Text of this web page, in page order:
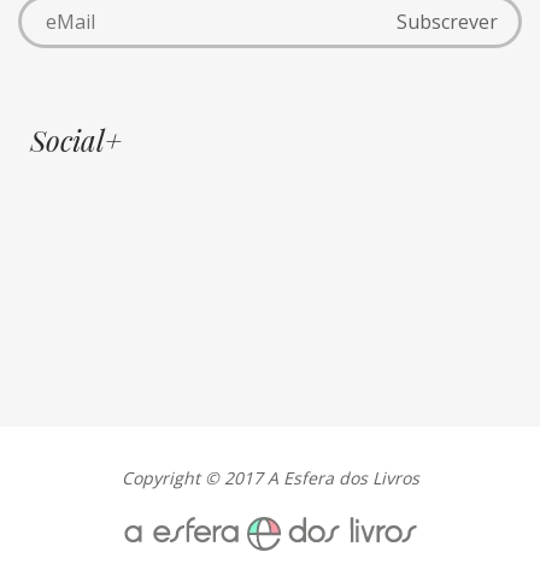
Social+
Copyright © 2017 A Esfera dos Livros